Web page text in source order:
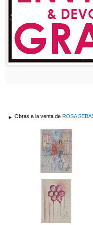
Obras a la venta de ROSA